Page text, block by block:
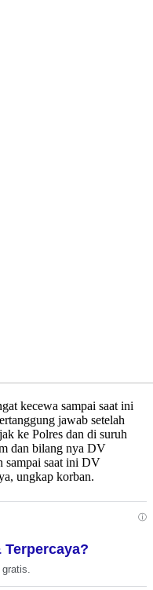
kecewa sampai saat ini
jawab setelah
ke Polres dan di suruh
dan bilang nya DV
sampai saat ini DV
ungkap korban.
ⓘ